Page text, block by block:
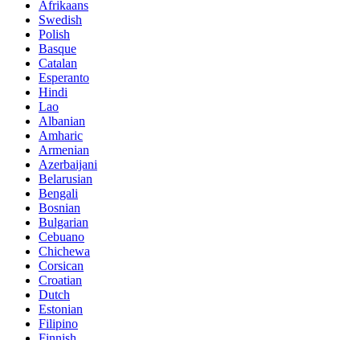
Afrikaans
Swedish
Polish
Basque
Catalan
Esperanto
Hindi
Lao
Albanian
Amharic
Armenian
Azerbaijani
Belarusian
Bengali
Bosnian
Bulgarian
Cebuano
Chichewa
Corsican
Croatian
Dutch
Estonian
Filipino